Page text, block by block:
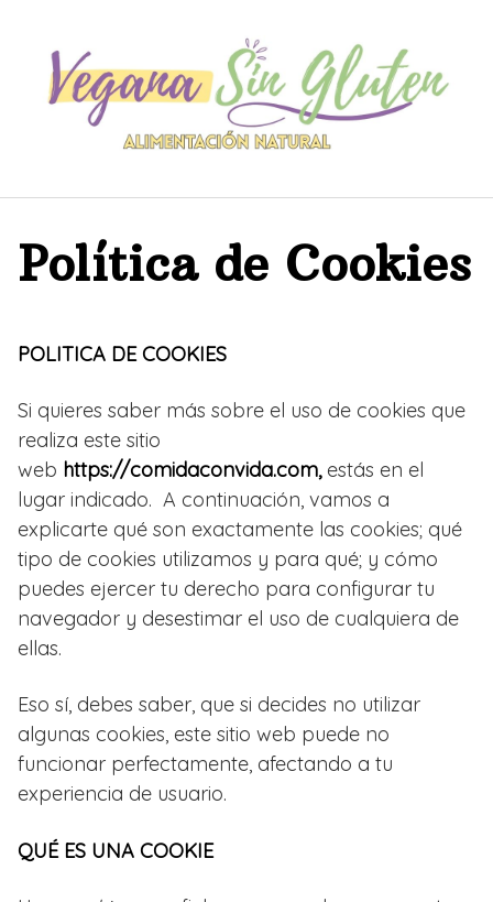
contenido
Política de Cookies
POLITICA DE COOKIES
Si quieres saber más sobre el uso de cookies que
realiza este sitio
web https://comidaconvida.com,estás en el
lugar indicado. A continuación, vamos a
explicarte qué son exactamente las cookies; qué
tipo de cookies utilizamos y para qué; y cómo
puedes ejercer tu derecho para configurar tu
navegador y desestimar el uso de cualquiera de
ellas.
Eso sí, debes saber, que si decides no utilizar
algunas cookies, este sitio web puede no
funcionar perfectamente, afectando a tu
experiencia de usuario.
QUÉ ES UNA COOKIE